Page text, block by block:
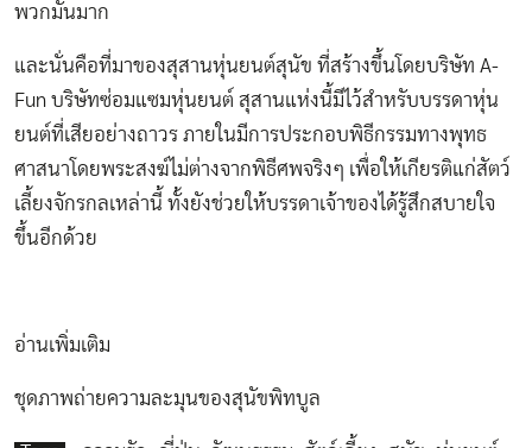
พวกมันมาก
และนั่นคือที่มาของสุสานหุ่นยนต์สุนัข ที่สร้างขึ้นโดยบริษัท A-
Fun บริษัทซ่อมแซมหุ่นยนต์ สุสานแห่งนี้มีไว้สำหรับบรรดาหุ่น
ยนต์ที่เสียอย่างถาวร ภายในมีการประกอบพิธีกรรมทางพุทธ
ศาสนาโดยพระสงฆ์ไม่ต่างจากพิธีศพจริงๆ เพื่อให้เกียรติแก่สัตว์
เลี้ยงจักรกลเหล่านี้ ทั้งยังช่วยให้บรรดาเจ้าของได้รู้สึกสบายใจ
ขึ้นอีกด้วย
อ่านเพิ่มเติม
ชุดภาพถ่ายความละมุนของสุนัขพิทบูล